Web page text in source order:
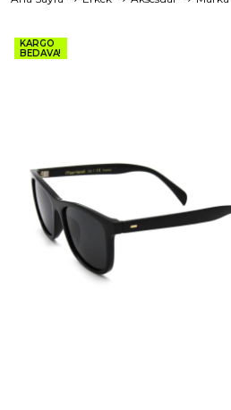
KARGO
BEDAVA!